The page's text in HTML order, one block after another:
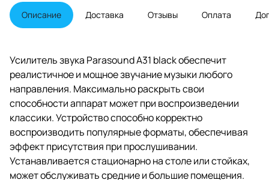
форматы, обеспечивая эффект
присутствия при прослушивании.
Описание Доставка Отзывы Оплата
Усилитель звука Parasound A31 black обеспечит
реалистичное и мощное звучание музыки любого
направления. Максимально раскрыть свои
способности аппарат может при воспроизведении
классики. Устройство способно корректно
воспроизводить популярные форматы, обеспечивая
эффект присутствия при прослушивании.
Устанавливается стационарно на столе или стойках,
может обслуживать средние и большие помещения.